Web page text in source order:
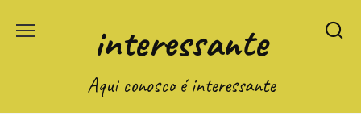
interessante
Aqui conosco é interessante